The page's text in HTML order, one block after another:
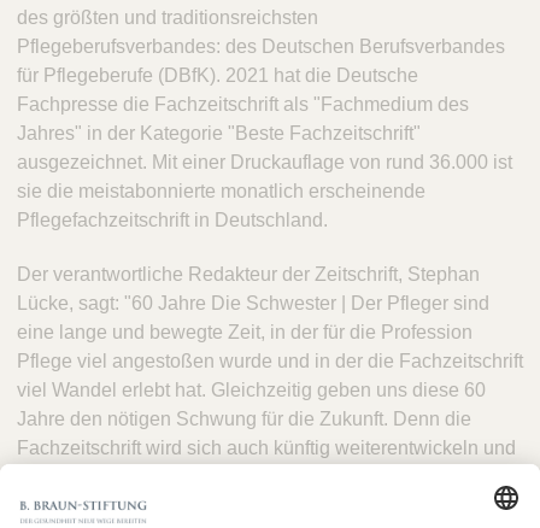
des größten und traditionsreichsten
Pflegeberufsverbandes: des Deutschen Berufsverbandes
für Pflegeberufe (DBfK). 2021 hat die Deutsche
Fachpresse die Fachzeitschrift als "Fachmedium des
Jahres" in der Kategorie "Beste Fachzeitschrift"
ausgezeichnet. Mit einer Druckauflage von rund 36.000 ist
sie die meistabonnierte monatlich erscheinende
Pflegefachzeitschrift in Deutschland.
Der verantwortliche Redakteur der Zeitschrift, Stephan
Lücke, sagt: "60 Jahre Die Schwester | Der Pfleger sind
eine lange und bewegte Zeit, in der für die Profession
Pflege viel angestoßen wurde und in der die Fachzeitschrift
viel Wandel erlebt hat. Gleichzeitig geben uns diese 60
Jahre den nötigen Schwung für die Zukunft. Denn die
Fachzeitschrift wird sich auch künftig weiterentwickeln und